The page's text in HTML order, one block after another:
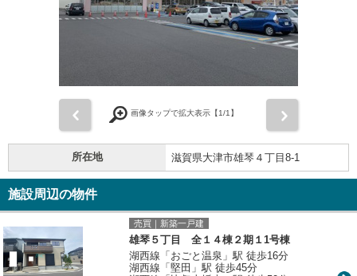
画像タップで拡大表示【1/1】
所在地 滋賀県大津市雄琴４丁目8-1
施設周辺の物件
売買｜新築一戸建
雄琴５丁目 全１４棟２期１1号棟
湖西線「おごと温泉」駅 徒歩16分
湖西線「堅田」駅 徒歩45分